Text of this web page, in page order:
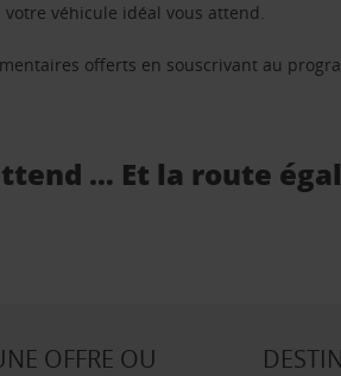
véhicule idéal vous attend.
offerts en souscrivant au
… Et la route
OFFRE OU